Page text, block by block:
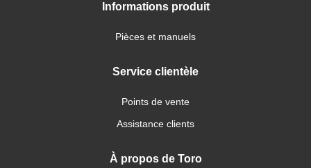
Informations produit
Pièces et manuels
Service clientèle
Points de vente
Assistance clients
À propos de Toro